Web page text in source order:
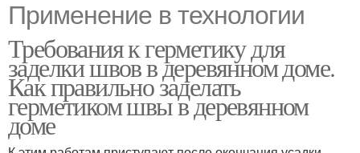
Применение в технологии
Требования к герметику для
заделки швов в деревянном доме.
Как правильно заделать
герметиком швы в деревянном
доме